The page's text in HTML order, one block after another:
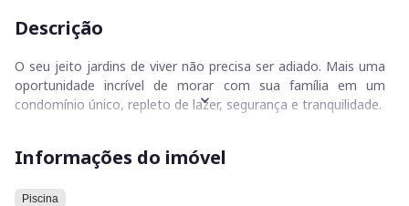
Descrição
O seu jeito jardins de viver não precisa ser adiado. Mais uma
oportunidade incrível de morar com sua família em um
condomínio único, repleto de lazer, segurança e tranquilidade.
- Compra com projeto casas junto;
Informações do imóvel
Piscina